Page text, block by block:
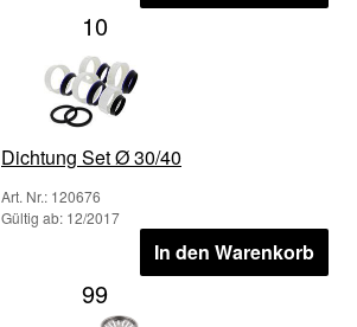
10
Dichtung Set Ø 30/40
Art. Nr.: 120676
Gültig ab: 12/2017
In den Warenkorb
99